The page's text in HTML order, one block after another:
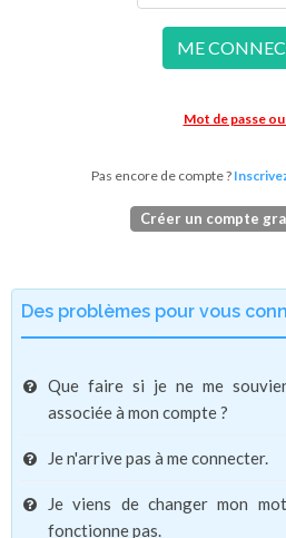
ME
Mot de passe
Pas encore de compte ?
Créer un compte
Des problèmes pour vous
Que faire si je ne me
associée à mon compte ?
Je n'arrive pas à me connecter.
Je viens de changer mon
fonctionne pas.